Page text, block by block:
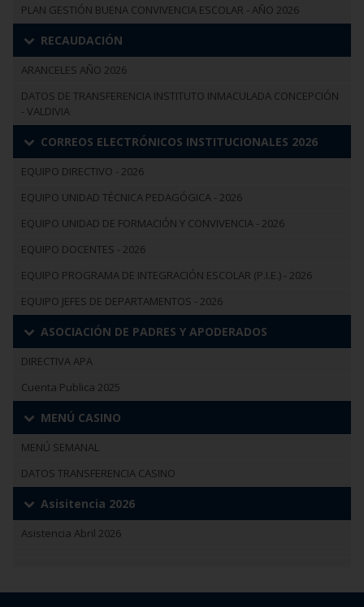
PLAN GESTIÓN BUENA CONVIVENCIA ESCOLAR - AÑO 2026
RECAUDACIÓN
ARANCELES AÑO 2026
DATOS DE TRANSFERENCIA INSTITUTO INMACULADA CONCEPCIÓN
- VALDIVIA
CORREOS ELECTRÓNICOS INSTITUCIONALES 2026
EQUIPO DIRECTIVO - 2026
EQUIPO UNIDAD TÉCNICA PEDAGÓGICA - 2026
EQUIPO UNIDAD DE FORMACIÓN Y CONVIVENCIA - 2026
EQUIPO DOCENTES - 2026
EQUIPO PROGRAMA DE INTEGRACIÓN ESCOLAR (P.I.E.) - 2026
EQUIPO JEFES DE DEPARTAMENTOS - 2026
ASOCIACIÓN DE PADRES Y APODERADOS
DIRECTIVA APA
Cuenta Publica 2025
MENÚ CASINO
MENÚ SEMANAL
DATOS TRANSFERENCIA CASINO
Asisitencia 2026
Asistencia Abril 2026